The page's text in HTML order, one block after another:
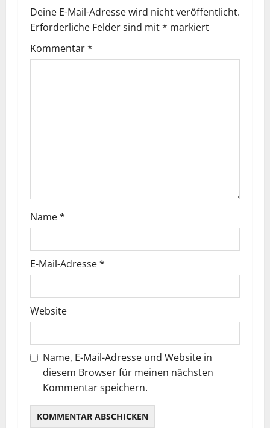
Deine E-Mail-Adresse wird nicht veröffentlicht.
Erforderliche Felder sind mit* markiert
Kommentar*
Name*
E-Mail-Adresse*
Website
Name, E-Mail-Adresse und Website in
diesem Browser für meinen nächsten
Kommentar speichern.